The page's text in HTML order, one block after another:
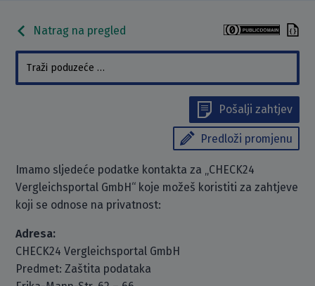
Natrag na pregled
Pošalji zahtjev
Predloži promjenu
Imamo sljedeće podatke kontakta za „CHECK24
Vergleichsportal GmbH“ koje možeš koristiti za zahtjeve
koji se odnose na privatnost:
Adresa:
CHECK24 Vergleichsportal GmbH
Predmet: Zaštita podataka